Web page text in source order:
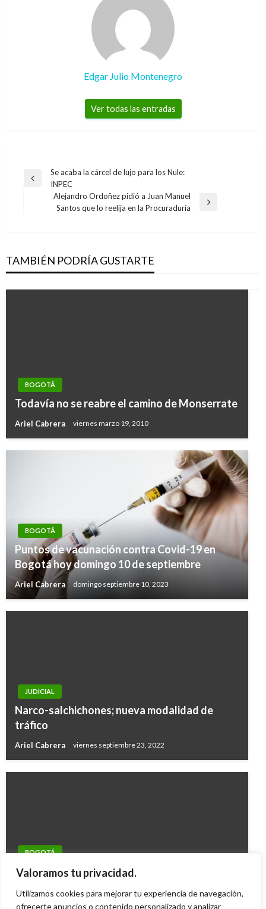
Valoramos tu privacidad.
Utilizamos cookies para mejorar tu experiencia de navegación,
ofrecerte anuncios o contenido personalizado y analizar
Edgar Julio Montenegro
Ver todas las entradas
Navegación
entradas
Entrada
Se acaba la cárcel de lujo para los Nule:
INPEC
Entrada
Alejandro Ordoñez pidió a Juan Manuel
Santos que lo reelija en la Procuraduría
TAMBIÉN PODRÍA GUSTARTE
BOGOTÁ
Todavía no se reabre el camino de Monserrate
Ariel Cabrera viernes marzo 19, 2010
BOGOTÁ
Puntos de vacunación contra Covid-19 en
Bogotá hoy domingo 10 de septiembre
Ariel Cabrera domingo septiembre 10, 2023
JUDICIAL
Narco-salchichones; nueva modalidad de
tráfico
Ariel Cabrera viernes septiembre 23, 2022
BOGOTÁ
Procuraduría y Contraloría investigan
Ariel Cabrera martes febrero 9, 2010